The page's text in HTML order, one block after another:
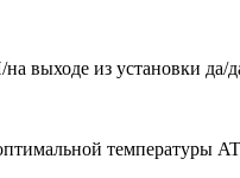
выходе из установки да/
температуры